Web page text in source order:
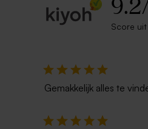
Houten memory box |
9.2
Score
Gemakkelijk alles te